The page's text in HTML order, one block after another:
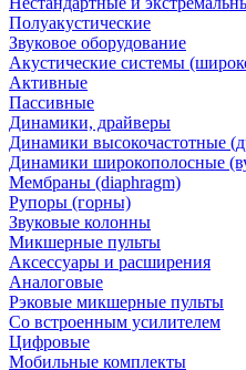
Полуакустические
Звуковое оборудование
Акустические системы
Активные
Пассивные
Динамики, драйверы
Динамики высокочастотные
Динамики широкополосные
Мембраны (diaphragm)
Рупоры (горны)
Звуковые колонны
Микшерные пульты
Аксессуары и расширения
Аналоговые
Рэковые микшерные пульты
Со встроенным усилителем
Цифровые
Мобильные комплекты